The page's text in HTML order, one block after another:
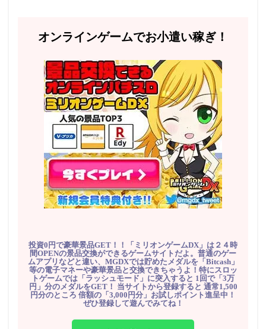
オンラインゲームでお小遣い稼ぎ！
投資0円で豪華景品GET！！「ミリオンゲームDX」は２４時
間OPENの景品交換ができるゲームサイトだよ。普通のゲー
ムアプリなどと違い、MGDXでは貯めたメダルを「Bitcash」
等の電子マネーや豪華景品と交換できちゃうよ！特にスロッ
トゲームでは「ラッシュモード」に突入すると 1回で「3万
円」分のメダルをGET！ 当サイトから登録すると 通常1,500
円分のところ 倍額の「3,000円分」お試しポイント進呈中！
ぜひ登録して遊んでみてね！